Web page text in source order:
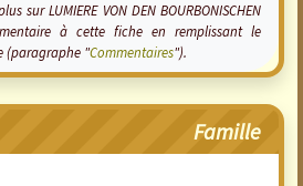
sur LUMIERE VON DEN BOURBONISCHEN
à cette fiche en remplissant le
(paragraphe "Commentaires").
Famille